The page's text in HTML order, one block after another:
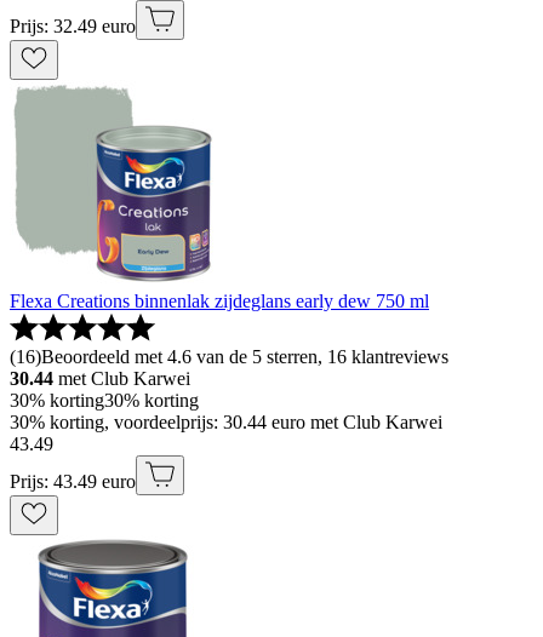
Prijs: 32.49 euro
Flexa Creations binnenlak zijdeglans early dew 750 ml
(16)Beoordeeld met 4.6 van de 5 sterren, 16 klantreviews
30.44 met Club Karwei
30% korting30% korting
30% korting, voordeelprijs: 30.44 euro met Club Karwei
43.49
Prijs: 43.49 euro